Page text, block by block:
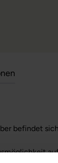
befindet sich